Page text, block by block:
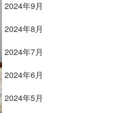
2024年9月
2024年8月
2024年7月
2024年6月
2024年5月